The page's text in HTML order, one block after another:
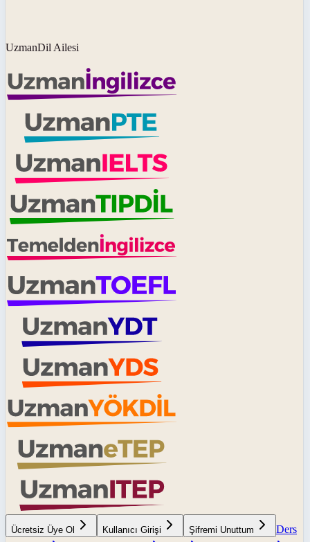
UzmanDil Ailesi
Ücretsiz Üye Ol Kullanıcı Girişi Şifremi Unuttum
Ders